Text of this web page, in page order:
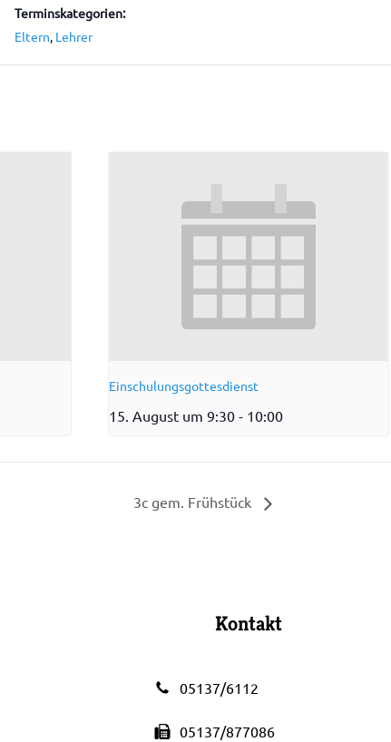
Terminskategorien:
Eltern, Lehrer
Einschulungsgottesdienst
15. August um 9:30 - 10:00
3c gem. Frühstück
Kontakt
05137/6112
05137/877086